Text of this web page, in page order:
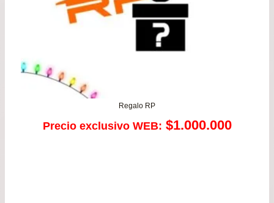
Regalo RP
Precio exclusivo WEB: $1.000.000